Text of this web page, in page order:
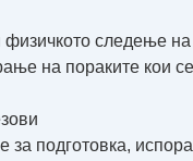
следење
на пораките кои
подготовка,